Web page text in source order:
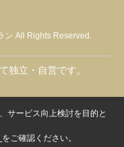
ン All Rights Reserved.
独立・自営です。
サービス向上検討を目的と
をご確認ください。